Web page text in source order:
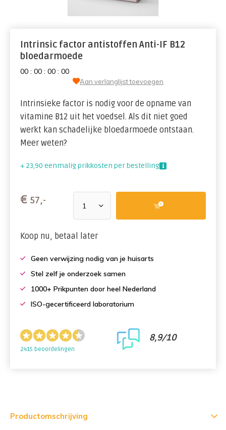
Intrinsic factor antistoffen Anti-IF B12
bloedarmoede
00 : 00 : 00 : 00
Aan verlanglijst toevoegen
Intrinsieke factor is nodig voor de opname van
vitamine B12 uit het voedsel. Als dit niet goed
werkt kan schadelijke bloedarmoede ontstaan.
Meer weten?
+ 23,90 eenmalig prikkosten per bestelling
€ 57,-
Koop nu, betaal later
Geen verwijzing nodig van je huisarts
Stel zelf je onderzoek samen
1000+ Prikpunten door heel Nederland
ISO-gecertificeerd laboratorium
2415 beoordelingen
8,9/10
Productomschrijving